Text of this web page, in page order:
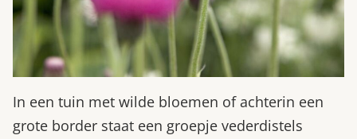
In een tuin met wilde bloemen of achterin een
grote border staat een groepje vederdistels